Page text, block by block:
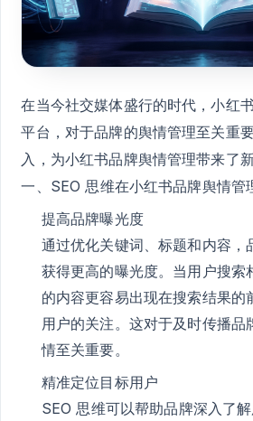
在当今社交媒体盛行的时代，小红
平台，对于品牌的舆情管理至关重
入，为小红书品牌舆情管理带来了
一、SEO 思维在小红书品牌舆情管
提高品牌曝光度
通过优化关键词、标题和内容，
获得更高的曝光度。当用户搜索
的内容更容易出现在搜索结果的
用户的关注。这对于及时传播品
情至关重要。
精准定位目标用户
SEO 思维可以帮助品牌深入了